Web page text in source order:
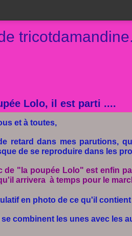
Lolo, il est parti ....
et à toutes,
retard dans mes parutions,
de se reproduire dans les
de "la poupée Lolo" est enfin
arrivera à temps pour le
en photo de ce qu'il contient
combinent les unes avec les